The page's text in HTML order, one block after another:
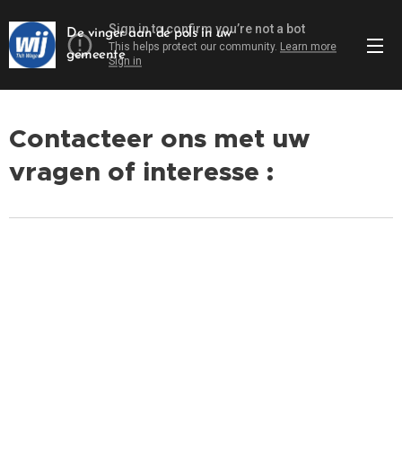
De vinger aan de pols in uw
gemeente
Contacteer ons met uw
vragen of interesse :